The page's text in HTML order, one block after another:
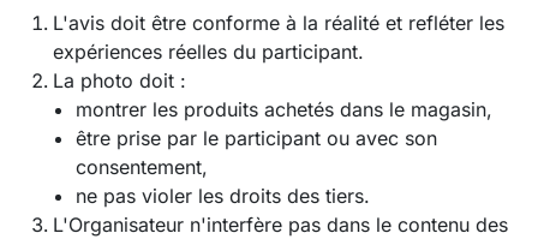
L'avis doit être conforme à la réalité et refléter les
expériences réelles du participant.
La photo doit :
montrer les produits achetés dans le magasin,
être prise par le participant ou avec son
consentement,
ne pas violer les droits des tiers.
L'Organisateur n'interfère pas dans le contenu des